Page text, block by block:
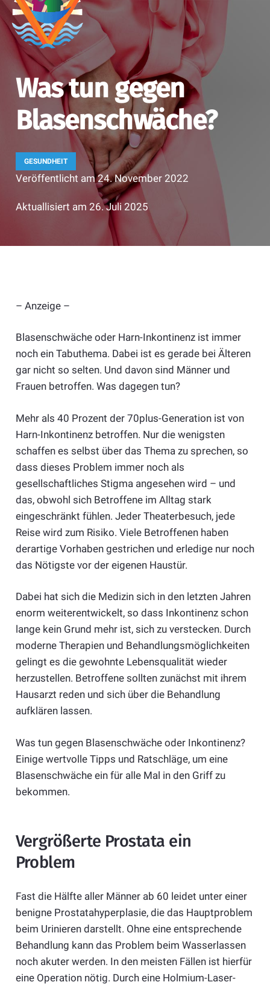
Was tun gegen
Blasenschwäche?
GESUNDHEIT
Veröffentlicht am24. November 2022
Aktuallisiert am 26. Juli 2025
– Anzeige –
Blasenschwäche oder Harn-Inkontinenz ist immer
noch ein Tabuthema. Dabei ist es gerade bei Älteren
gar nicht so selten. Und davon sind Männer und
Frauen betroffen. Was dagegen tun?
Mehr als 40 Prozent der 70plus-Generation ist von
Harn-Inkontinenz betroffen. Nur die wenigsten
schaffen es selbst über das Thema zu sprechen, so
dass dieses Problem immer noch als
gesellschaftliches Stigma angesehen wird – und
das, obwohl sich Betroffene im Alltag stark
eingeschränkt fühlen. Jeder Theaterbesuch, jede
Reise wird zum Risiko. Viele Betroffenen haben
derartige Vorhaben gestrichen und erledige nur noch
das Nötigste vor der eigenen Haustür.
Dabei hat sich die Medizin sich in den letzten Jahren
enorm weiterentwickelt, so dass Inkontinenz schon
lange kein Grund mehr ist, sich zu verstecken. Durch
moderne Therapien und Behandlungsmöglichkeiten
gelingt es die gewohnte Lebensqualität wieder
herzustellen. Betroffene sollten zunächst mit ihrem
Hausarzt reden und sich über die Behandlung
aufklären lassen.
Was tun gegen Blasenschwäche oder Inkontinenz?
Einige wertvolle Tipps und Ratschläge, um eine
Blasenschwäche ein für alle Mal in den Griff zu
bekommen.
Vergrößerte Prostata ein
Problem
Fast die Hälfte aller Männer ab 60 leidet unter einer
benigne Prostatahyperplasie, die das Hauptproblem
beim Urinieren darstellt. Ohne eine entsprechende
Behandlung kann das Problem beim Wasserlassen
noch akuter werden. In den meisten Fällen ist hierfür
eine Operation nötig. Durch eine Holmium-Laser-